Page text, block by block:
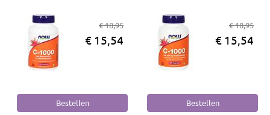
€ 18,95
€ 15,54
€ 18,95
€ 15,54